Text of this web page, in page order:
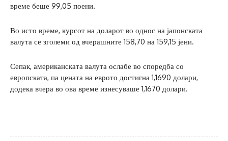
време беше 99,05 поени.
Во исто време, курсот на доларот во однос на јапонската
валута се зголеми од вчерашните 158,70 на 159,15 јени.
Сепак, американската валута ослабе во споредба со
европската, па цената на еврото достигна 1,1690 долари,
додека вчера во ова време изнесуваше 1,1670 долари.